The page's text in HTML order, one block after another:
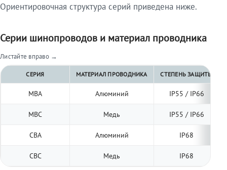
Ориентировочная структура серий приведена ниже.
Серии шинопроводов и материал проводника
Листайте вправо →
СЕРИЯ МАТЕРИАЛ ПРОВОДНИКА СТЕПЕНЬ ЗАЩИТЫ
МВА Алюминий IP55 / IP66
МВС Медь IP55 / IP66
СВА Алюминий IP68
СВС Медь IP68